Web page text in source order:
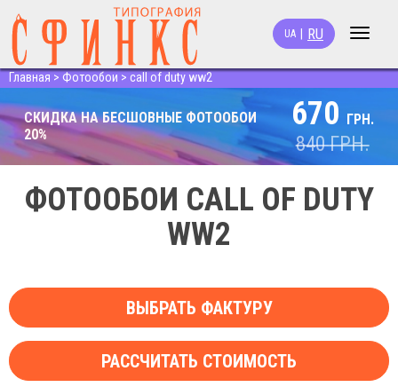
Toggle
UA RU
Главная > Фотообои > call of duty ww2
СКИДКА НА БЕСШОВНЫЕ ФОТООБОИ
20%
670 ГРН.
840ГРН.
ФОТООБОИ CALL OF DUTY
WW2
ВЫБРАТЬ ФАКТУРУ
РАССЧИТАТЬ СТОИМОСТЬ